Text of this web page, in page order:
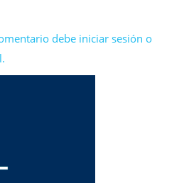
debe iniciar sesión o